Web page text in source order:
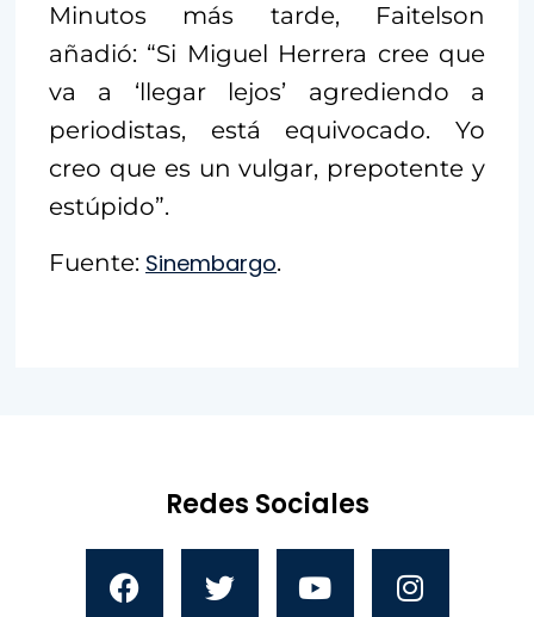
Minutos más tarde, Faitelson
añadió: “Si Miguel Herrera cree que
va a ‘llegar lejos’ agrediendo a
periodistas, está equivocado. Yo
creo que es un vulgar, prepotente y
estúpido”.
Fuente: Sinembargo.
Redes Sociales